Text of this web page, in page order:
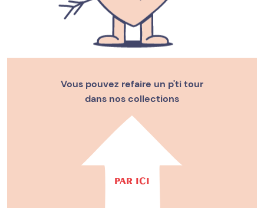
Vous pouvez refaire un p'ti tour
dans nos collections
PAR ICI